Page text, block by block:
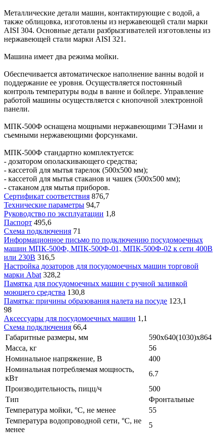
Металлические детали машин, контактирующие с водой, а
также облицовка, изготовлены из нержавеющей стали марки
AISI 304. Основные детали разбрызгивателей изготовлены из
нержавеющей стали марки AISI 321.
Машина имеет два режима мойки.
Обеспечивается автоматическое наполнение ванны водой и
поддержание ее уровня. Осуществляется постоянный
контроль температуры воды в ванне и бойлере. Управление
работой машины осуществляется с кнопочной электронной
панели.
МПК-500Ф оснащена мощными нержавеющими ТЭНами и
съемными нержавеющими форсунками.
МПК-500Ф стандартно комплектуется:
- дозатором ополаскивающего средства;
- кассетой для мытья тарелок (500х500 мм);
- кассетой для мытья стаканов и чашек (500х500 мм);
- стаканом для мытья приборов.
Сертификат соответствия 876,7
Технические параметры 94,7
Руководство по эксплуатации 1,8
Паспорт 495,6
Схема подключения 71
Информационное письмо по подключению посудомоечных
машин МПК-500Ф, МПК-500Ф-01, МПК-500Ф-02 к сети 400В
или 230В 316,5
Настройка дозаторов для посудомоечных машин торговой
марки Abat 328,2
Памятка для посудомоечных машин с ручной заливкой
моющего средства 130,8
Памятка: причины образования налета на посуде 123,1
98
Аксессуары для посудомоечных машин 1,1
Схема подключения 66,4
Габаритные размеры, мм
590x640(1030)x864
Масса, кг
56
Номинальное напряжение, В
400
Номинальная потребляемая мощность,
кВт
6.7
Производительность, пицц/ч
500
Тип
Фронтальные
Температура мойки, °С, не менее
55
Температура водопроводной сети, °С, не
менее
5